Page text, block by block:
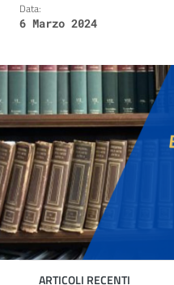
Data:
6 Marzo 2024
ARTICOLI RECENTI